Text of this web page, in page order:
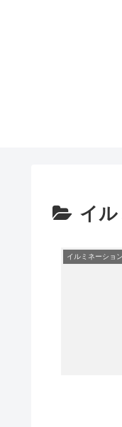
イ
イルミネーション